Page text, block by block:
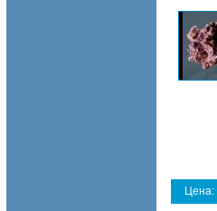
Цена: